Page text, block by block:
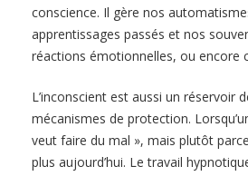
conscience. Il gère nos
apprentissages passés et nos
réactions émotionnelles, ou encore
L’inconscient est aussi un réservoir
mécanismes de protection.
veut faire du mal », mais plutôt
plus aujourd’hui. Le travail